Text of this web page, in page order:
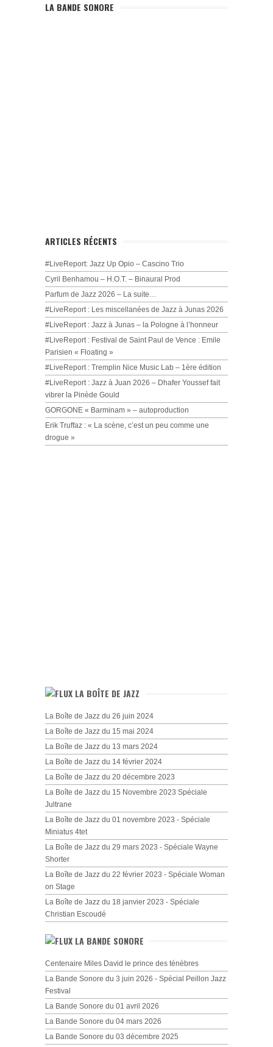
LA BANDE SONORE
ARTICLES RÉCENTS
#LiveReport: Jazz Up Opio – Cascino Trio
Cyril Benhamou – H.O.T. – Binaural Prod
Parfum de Jazz 2026 – La suite…
#LiveReport : Les miscellanées de Jazz à Junas 2026
#LiveReport : Jazz à Junas – la Pologne à l’honneur
#LiveReport : Festival de Saint Paul de Vence : Emile
Parisien « Floating »
#LiveReport : Tremplin Nice Music Lab – 1ère édition
#LiveReport : Jazz à Juan 2026 – Dhafer Youssef fait
vibrer la Pinède Gould
GORGONE « Barminam » – autoproduction
Erik Truffaz : « La scène, c’est un peu comme une
drogue »
LA BOÎTE DE JAZZ
La Boîte de Jazz du 26 juin 2024
La Boîte de Jazz du 15 mai 2024
La Boîte de Jazz du 13 mars 2024
La Boîte de Jazz du 14 février 2024
La Boîte de Jazz du 20 décembre 2023
La Boîte de Jazz du 15 Novembre 2023 Spéciale
Jultrane
La Boîte de Jazz du 01 novembre 2023 - Spéciale
Miniatus 4tet
La Boîte de Jazz du 29 mars 2023 - Spéciale Wayne
Shorter
La Boîte de Jazz du 22 février 2023 - Spéciale Woman
on Stage
La Boîte de Jazz du 18 janvier 2023 - Spéciale
Christian Escoudé
LA BANDE SONORE
Centenaire Miles David le prince des ténèbres
La Bande Sonore du 3 juin 2026 - Spécial Peillon Jazz
Festival
La Bande Sonore du 01 avril 2026
La Bande Sonore du 04 mars 2026
La Bande Sonore du 03 décembre 2025